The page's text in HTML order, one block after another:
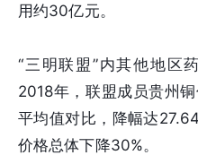
用约30亿元。
“三明联盟”内其他地区
2018年，联盟成员贵州
平均值对比，降幅达
价格总体下降30%。